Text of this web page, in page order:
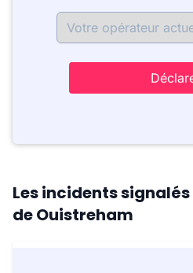
Les incidents
de Ouistreham